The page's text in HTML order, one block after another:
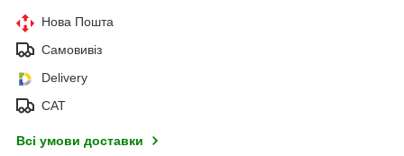
Нова Пошта
Самовивіз
Delivery
САТ
Всі умови доставки